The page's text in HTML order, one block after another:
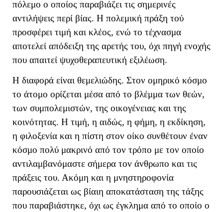
πόλεμο ο οποίος παραβιάζει τις σημερινές
αντιλήψεις περί βίας. Η πολεμική πράξη τού
προσφέρει τιμή και κλέος, ενώ το τέχνασμα
αποτελεί απόδειξη της αρετής του, όχι πηγή ενοχής
που απαιτεί ψυχοθεραπευτική εξιλέωση.
Η διαφορά είναι θεμελιώδης. Στον ομηρικό κόσμο
το άτομο ορίζεται μέσα από το βλέμμα των θεών,
των συμπολεμιστών, της οικογένειας και της
κοινότητας. Η τιμή, η αιδώς, η φήμη, η εκδίκηση,
η φιλοξενία και η πίστη στον οίκο συνθέτουν έναν
κόσμο πολύ μακρινό από τον τρόπο με τον οποίο
αντιλαμβανόμαστε σήμερα τον άνθρωπο και τις
πράξεις του. Ακόμη και η μνηστηροφονία
παρουσιάζεται ως βίαιη αποκατάσταση της τάξης
που παραβιάστηκε, όχι ως έγκλημα από το οποίο ο